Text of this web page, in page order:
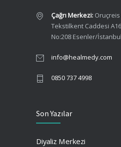
Çağrı Merkezi:
Tekstilkent Caddesi
No:208 Esenler/İstanbul
info@healmedy.com
0850 737 4998
Son Yazılar
Diyaliz Merkezi